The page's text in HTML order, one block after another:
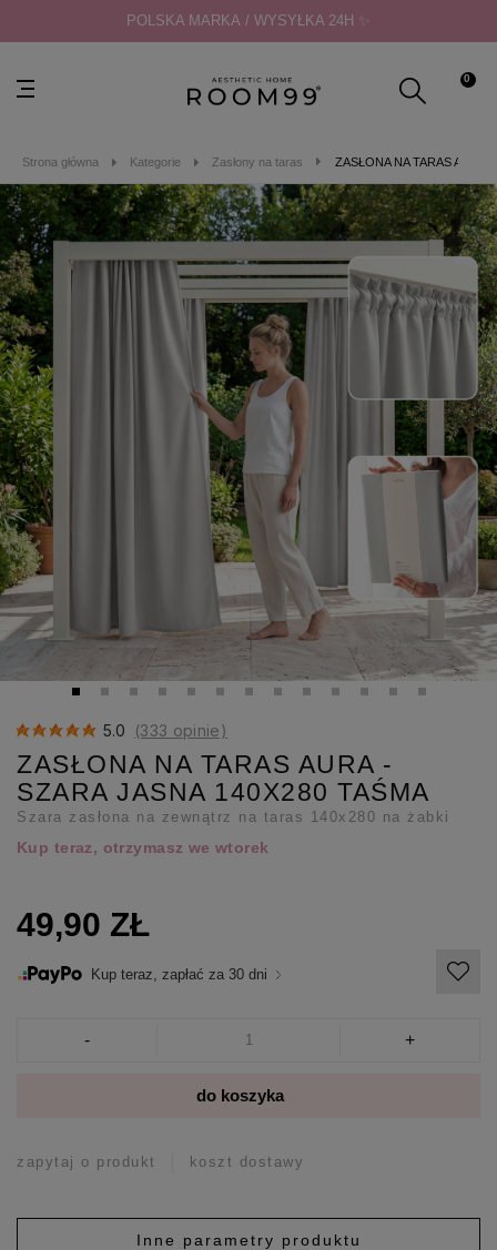
POLSKA MARKA / WYSYŁKA 24H ✨
0
Strona główna Kategorie Zasłony na taras ZASŁONA NA TARAS AURA
5.0 (333 opinie)
ZASŁONA NA TARAS AURA -
SZARA JASNA 140X280 TAŚMA
Szara zasłona na zewnątrz na taras 140x280 na żabki
Kup teraz, otrzymasz we wtorek
49,90 ZŁ
Kup teraz, zapłać za 30 dni
- +
do koszyka
zapytaj o produkt koszt dostawy
Inne parametry produktu